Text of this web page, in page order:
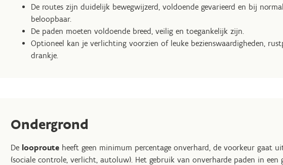
De routes zijn duidelijk bewegwijzerd, voldoende gevarieerd en bij
beloopbaar.
De paden moeten voldoende breed, veilig en toegankelijk zijn.
Optioneel kan je verlichting voorzien of leuke bezienswaardigheden,
drankje.
Ondergrond
De looproute heeft geen minimum percentage onverhard, de voorkeur gaat
(sociale controle, verlicht, autoluw). Het gebruik van onverharde paden in een